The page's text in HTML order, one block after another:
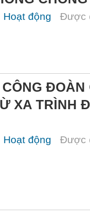
Hoạt động Được
ĐOÀN
XA TRÌNH
Hoạt động Được